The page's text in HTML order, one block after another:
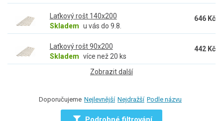
Laťkový rošt 140x200
Skladem u vás do 9.8.
646 Kč
Laťkový rošt 90x200
Skladem více než 20 ks
442 Kč
Zobrazit další
Doporučujeme Nejlevnější Nejdražší Podle názvu